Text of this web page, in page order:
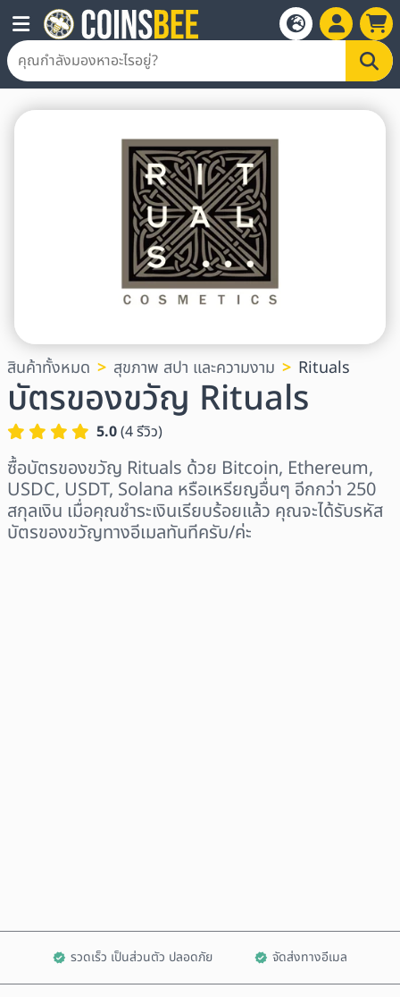
สินค้าทั้งหมด สุขภาพ สปา และความงาม Rituals
บัตรของขวัญ Rituals
5.0(4รีวิว)
ซื้อบัตรของขวัญ Rituals ด้วย Bitcoin, Ethereum,
USDC, USDT, Solana หรือเหรียญอื่นๆ อีกกว่า 250
สกุลเงิน เมื่อคุณชำระเงินเรียบร้อยแล้ว คุณจะได้รับรหัส
บัตรของขวัญทางอีเมลทันทีครับ/ค่ะ
รวดเร็ว เป็นส่วนตัว ปลอดภัย จัดส่งทางอีเมล